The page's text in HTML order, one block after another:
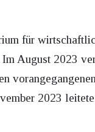
für
August 2023
2023